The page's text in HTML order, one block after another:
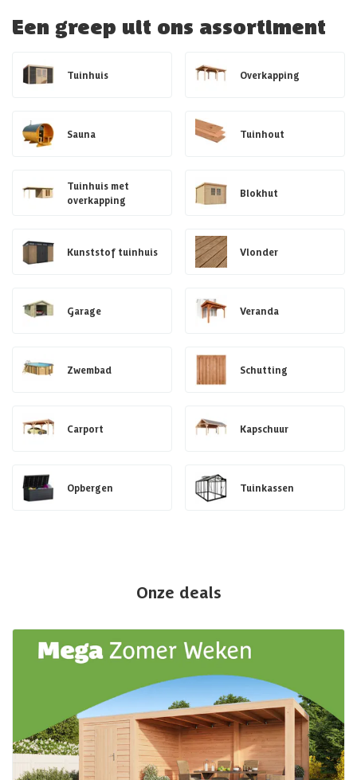
Een greep uit ons assortiment
Tuinhuis Overkapping
Sauna Tuinhout
Tuinhuis met
overkapping
Blokhut
Kunststof tuinhuis Vlonder
Garage Veranda
Zwembad Schutting
Carport Kapschuur
Opbergen Tuinkassen
Onze deals